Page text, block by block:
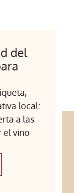
del
local:
a las
el vino